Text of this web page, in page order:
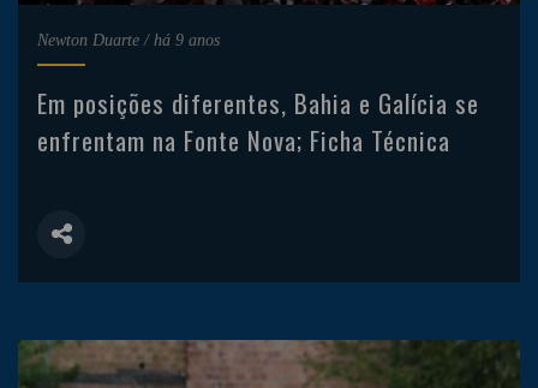
Newton Duarte / há 9 anos
Em posições diferentes, Bahia e Galícia se
enfrentam na Fonte Nova; Ficha Técnica